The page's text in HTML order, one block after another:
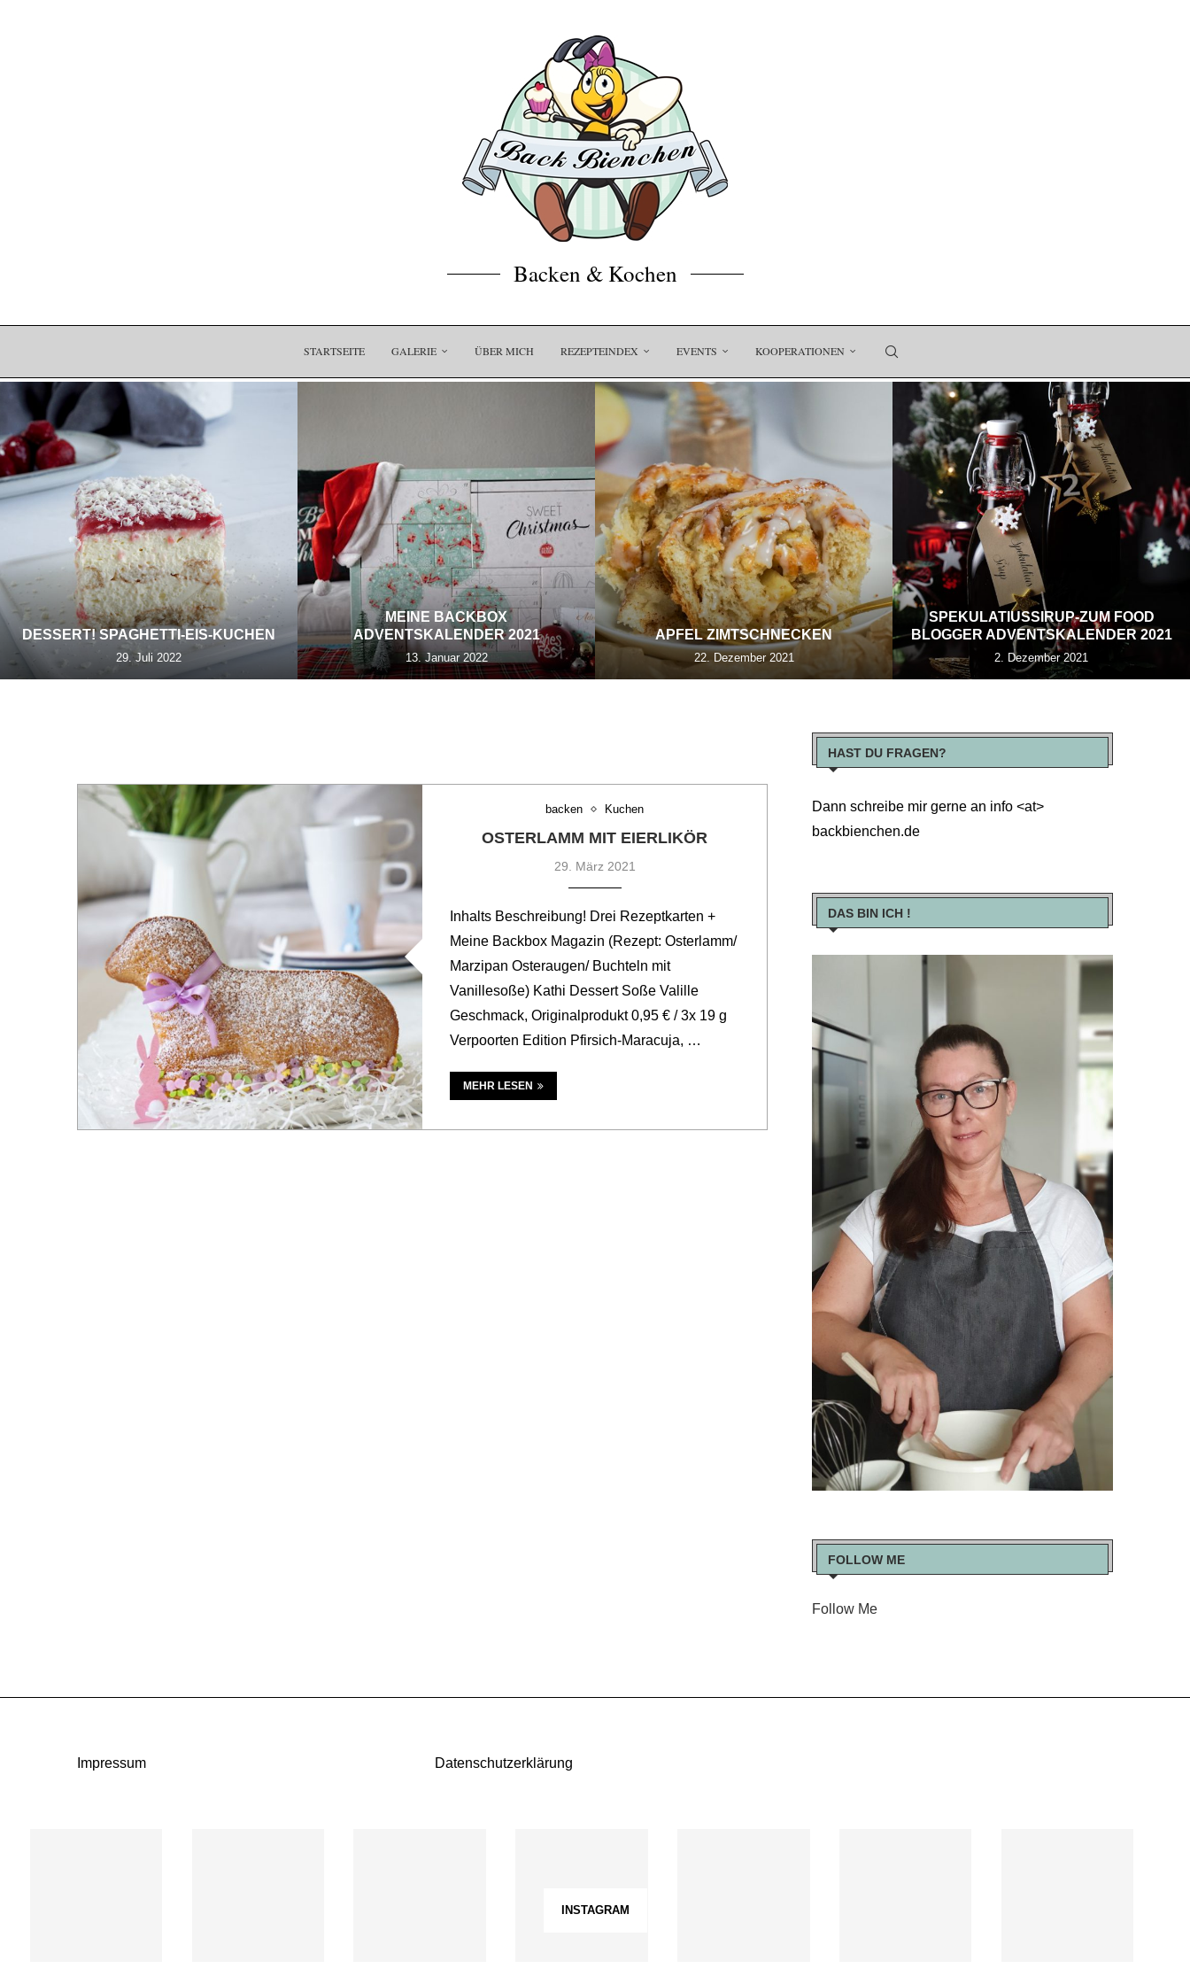
Backen & Kochen
STARTSEITE GALERIE ÜBER MICH REZEPTEINDEX EVENTS KOOPERATIONEN
DESSERT! SPAGHETTI-EIS-KUCHEN
29. Juli 2022
MEINE BACKBOX
ADVENTSKALENDER 2021
13. Januar 2022
APFEL ZIMTSCHNECKEN
22. Dezember 2021
SPEKULATIUSSIRUP-ZUM FOOD
BLOGGER ADVENTSKALENDER 2021
2. Dezember 2021
backen Kuchen
OSTERLAMM MIT EIERLIKÖR
29. März 2021
Inhalts Beschreibung! Drei Rezeptkarten +
Meine Backbox Magazin (Rezept: Osterlamm/
Marzipan Osteraugen/ Buchteln mit
Vanillesoße) Kathi Dessert Soße Valille
Geschmack, Originalprodukt 0,95 € / 3x 19 g
Verpoorten Edition Pfirsich-Maracuja, …
MEHR LESEN
HAST DU FRAGEN?
Dann schreibe mir gerne an info <at>
backbienchen.de
DAS BIN ICH !
FOLLOW ME
Follow Me
Impressum Datenschutzerklärung
INSTAGRAM